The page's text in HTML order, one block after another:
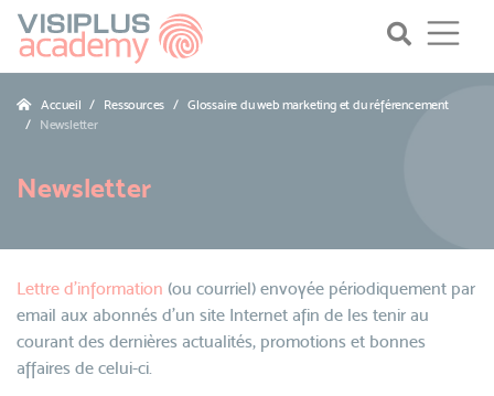
Accueil Ressources
Glossaire du web marketing et du référencement
Newsletter
Newsletter
Lettre d'information (ou courriel) envoyée périodiquement par
email aux abonnés d'un site Internet afin de les tenir au
courant des dernières actualités, promotions et bonnes
affaires de celui-ci.